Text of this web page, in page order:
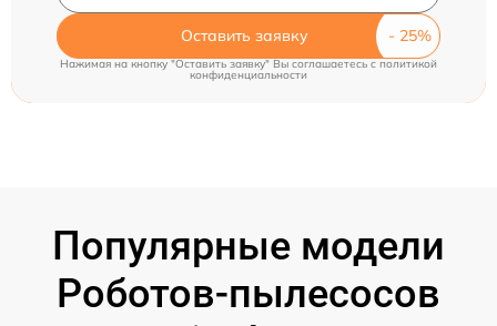
Оставить заявку
Нажимая на кнопку "Оставить заявку" Вы соглашаетесь c политикой
конфиденциальности
Популярные модели
Роботов-пылесосов